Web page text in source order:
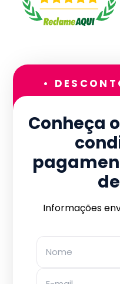
•
Conheça
Informações